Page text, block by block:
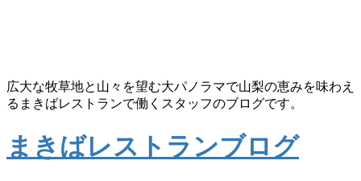
広大な牧草地と山々を望む大パノラマで山梨の恵みを味わえ
るまきばレストランで働くスタッフのブログです。
まきばレストランブログ